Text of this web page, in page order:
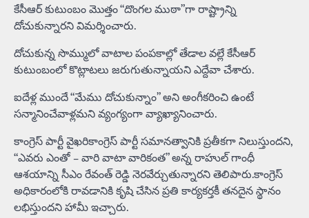
కేసీఆర్ కుటుంబం మొత్తం “దొంగల ముఠా”గా రాష్ట్రాన్ని
దోచుకున్నారని విమర్శించారు.
దోచుకున్న సొమ్ములో వాటాల పంపకాల్లో తేడాల వల్లే కేసీఆర్
కుటుంబంలో కొట్లాటలు జరుగుతున్నాయని ఎద్దేవా చేశారు.
ఐదేళ్ల ముందే “మేము దోచుకున్నాం” అని అంగీకరించి ఉంటే
సన్మానించేవాళ్లమని వ్యంగ్యంగా వ్యాఖ్యానించారు.
కాంగ్రెస్ పార్టీ వైఖరికాంగ్రెస్ పార్టీ సమానత్వానికి ప్రతీకగా నిలుస్తుందని,
“ఎవరు ఎంతో – వారి వాటా వారికంత” అన్న రాహుల్ గాంధీ
ఆశయాన్ని సీఎం రేవంత్ రెడ్డి నెరవేర్చుతున్నారని తెలిపారు.కాంగ్రెస్
అధికారంలోకి రావడానికి కృషి చేసిన ప్రతి కార్యకర్తకీ తనదైన స్థానం
లభిస్తుందని హామీ ఇచ్చారు.